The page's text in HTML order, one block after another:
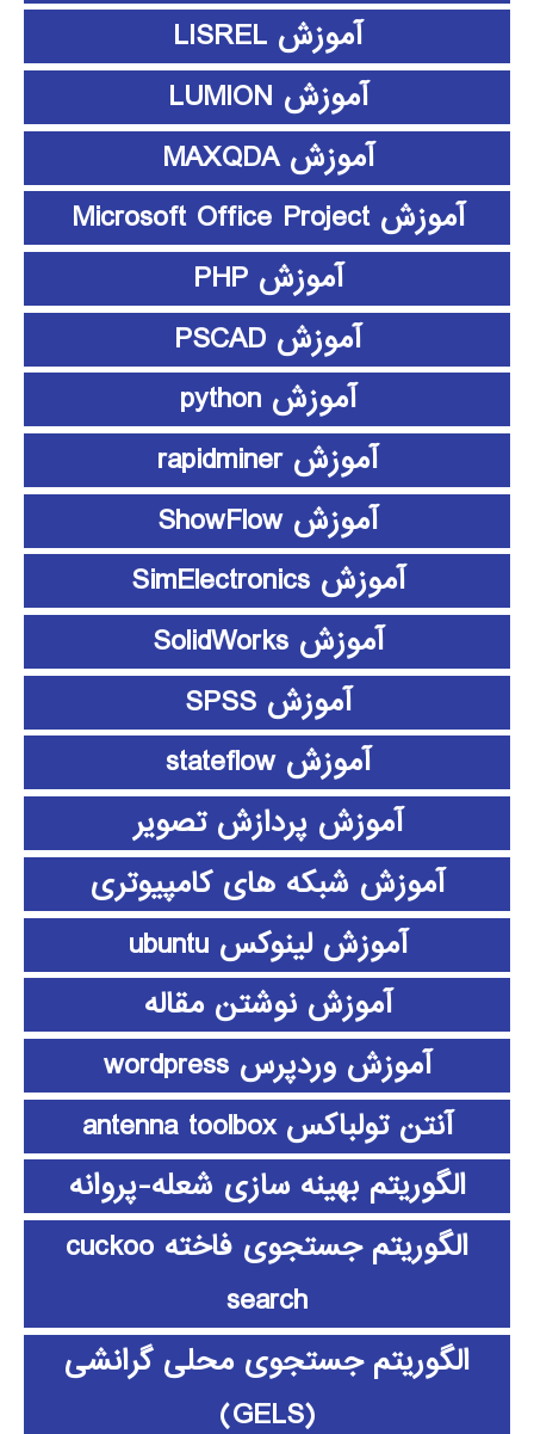
آموزش LISREL
آموزش LUMION
آموزش MAXQDA
آموزش Microsoft Office Project
آموزش PHP
آموزش PSCAD
آموزش python
آموزش rapidminer
آموزش ShowFlow
آموزش SimElectronics
آموزش SolidWorks
آموزش SPSS
آموزش stateflow
آموزش پردازش تصویر
آموزش شبکه های کامپیوتری
آموزش لینوکس ubuntu
آموزش نوشتن مقاله
آموزش وردپرس wordpress
آنتن تولباکس antenna toolbox
الگوریتم بهینه سازی شعله-پروانه
الگوریتم جستجوی فاخته cuckoo
search
الگوریتم جستجوی محلی گرانشی
(GELS)